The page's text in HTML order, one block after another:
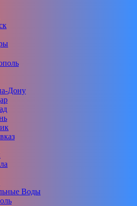
Дону
Воды